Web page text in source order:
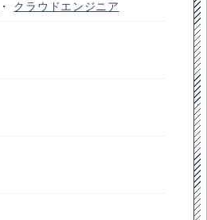
・ クラウドエンジニア